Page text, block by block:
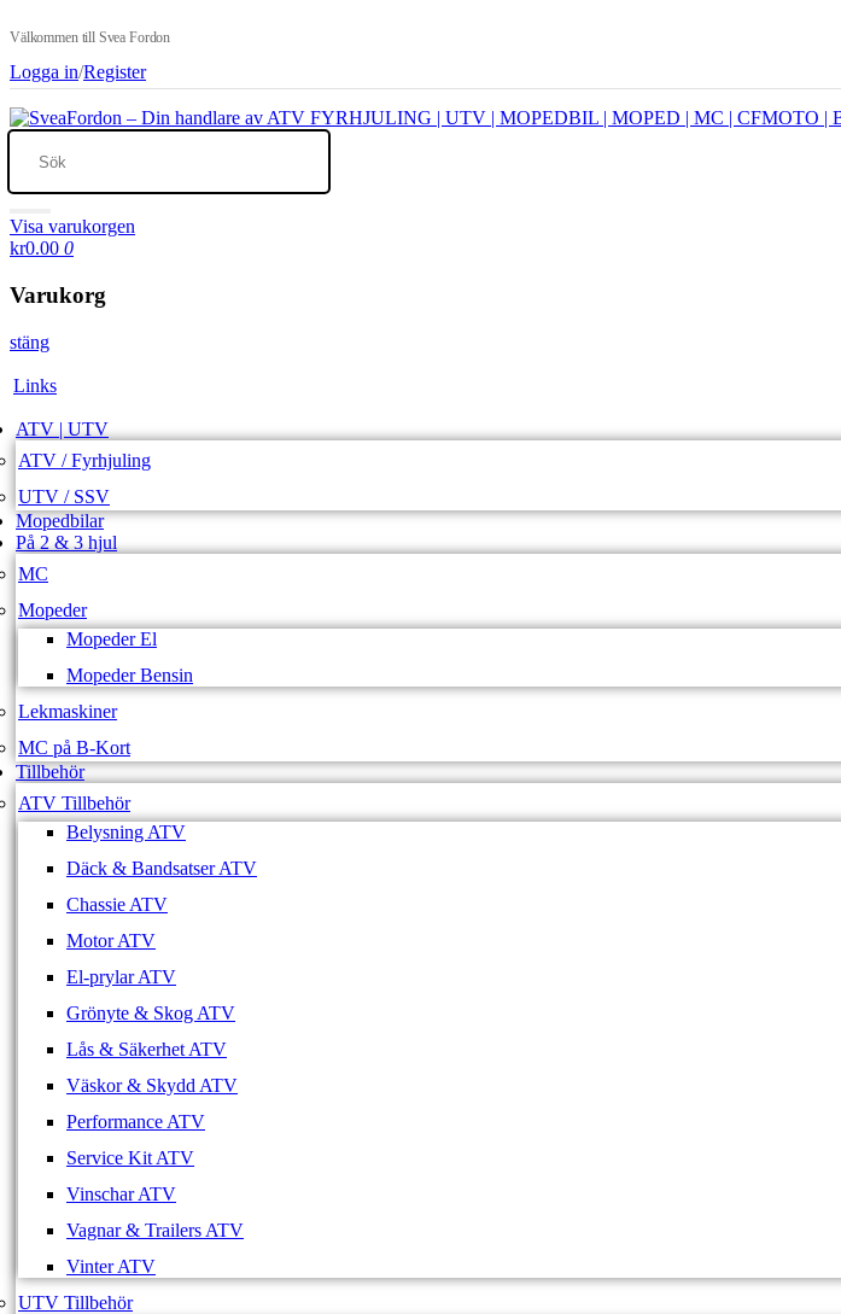
Välkommen till Svea Fordon
Logga in/Register
Visa varukorgen
kr0.00 0
Varukorg
stäng
Links
ATV | UTV
ATV / Fyrhjuling
UTV / SSV
Mopedbilar
På 2 & 3 hjul
MC
Mopeder
Mopeder El
Mopeder Bensin
Lekmaskiner
MC på B-Kort
Tillbehör
ATV Tillbehör
Belysning ATV
Däck & Bandsatser ATV
Chassie ATV
Motor ATV
El-prylar ATV
Grönyte & Skog ATV
Lås & Säkerhet ATV
Väskor & Skydd ATV
Performance ATV
Service Kit ATV
Vinschar ATV
Vagnar & Trailers ATV
Vinter ATV
UTV Tillbehör